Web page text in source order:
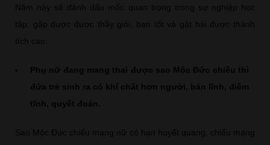
Năm này sẽ đánh dấu mốc quan trọng trong sự nghiệp học
tập, gặp được được thầy giỏi, bạn tốt và gặt hái được thành
tích cao.
Phụ nữ đang mang thai được sao Mộc Đức chiếu thì
đứa trẻ sinh ra có khí chất hơn người, bản lĩnh, điềm
tĩnh, quyết đoán.
Sao Mộc Đức chiếu mạng nữ có hạn huyết quang, chiếu mạng